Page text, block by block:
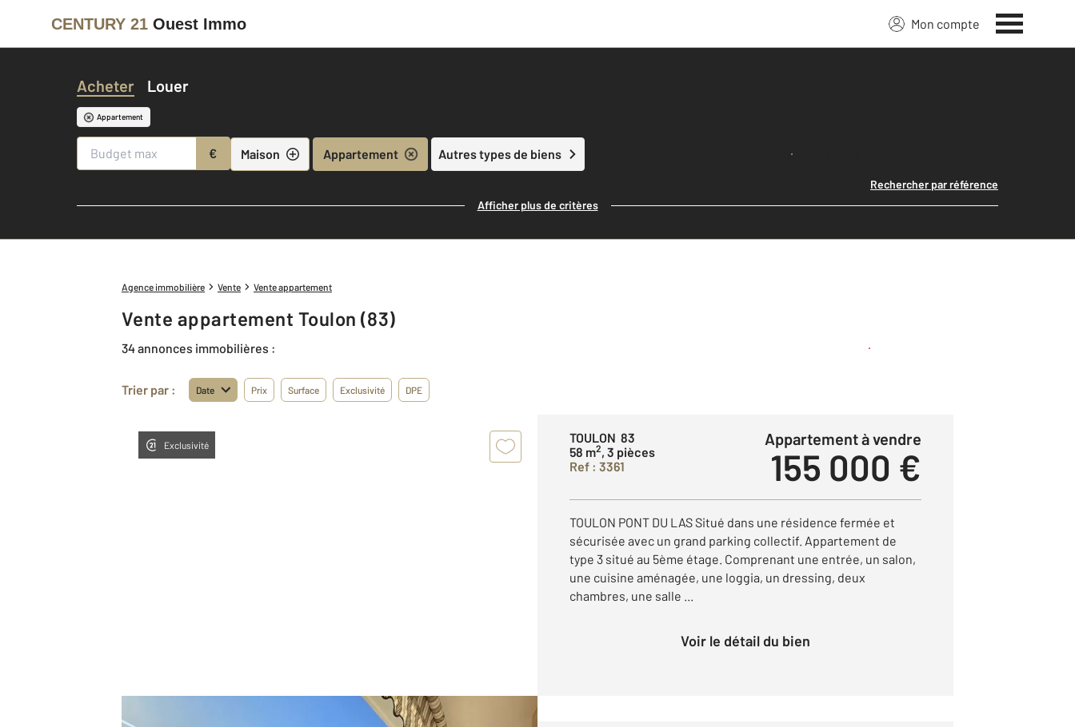
CENTURY 21 Ouest Immo Mon compte
Acheter Louer
Appartement
€ Maison Appartement Autres types de biens Lancer ma recherche
Rechercher par référence
Afficher plus de critères
Agence immobilière Vente Vente appartement
Vente appartement Toulon (83)
34 annonces immobilières : Créer une alerte
Trier par : Date Prix Surface Exclusivité DPE
Exclusivité
TOULON 83
58 m2, 3 pièces
Ref : 3361
Appartement à vendre
155 000 €
TOULON PONT DU LAS Situé dans une résidence fermée et
sécurisée avec un grand parking collectif. Appartement de
type 3 situé au 5ème étage. Comprenant une entrée, un salon,
une cuisine aménagée, une loggia, un dressing, deux
chambres, une salle ...
Voir le détail du bien